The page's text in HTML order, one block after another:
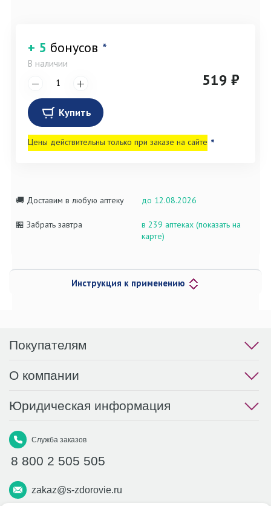
+ 5 бонусов *
В наличии
519 ₽
Купить
Цены действительны только при заказе на сайте *
🚚 Доставим в любую аптеку до 12.08.2026
🏪 Забрать завтра
в 239 аптеках (показать на
карте)
Инструкция к применению
Покупателям
О компании
Юридическая информация
Служба заказов
8 800 2 505 505
zakaz@s-zdorovie.ru